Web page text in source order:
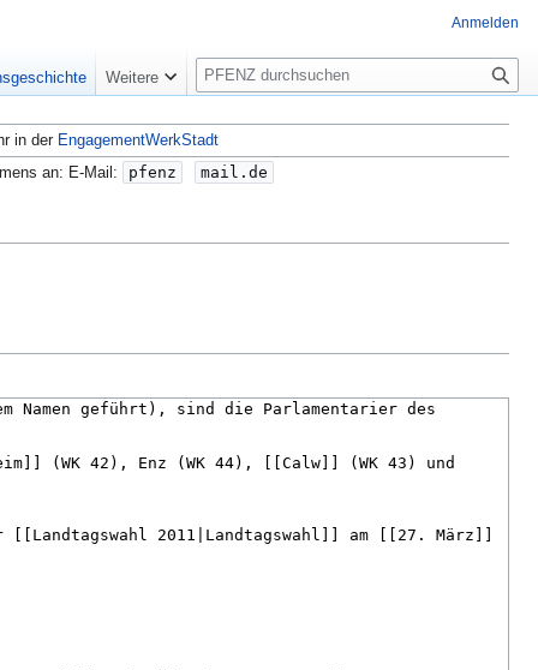
in der EngagementWerkStadt
an: E-Mail:
pfenz mail.de
Anmelden
Weitere
S
u
c
h
e